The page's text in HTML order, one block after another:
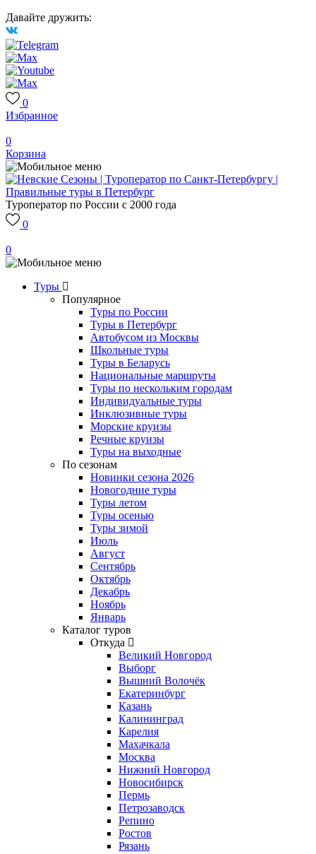
Давайте дружить:
0
Избранное
0
Корзина
Туроператор по России с 2000 года
0
0
Туры
Популярное
Туры по России
Туры в Петербург
Автобусом из Москвы
Школьные туры
Туры в Беларусь
Национальные маршруты
Туры по нескольким городам
Индивидуальные туры
Инклюзивные туры
Морские круизы
Речные круизы
Туры на выходные
По сезонам
Новинки сезона 2026
Новогодние туры
Туры летом
Туры осенью
Туры зимой
Июль
Август
Сентябрь
Октябрь
Декабрь
Ноябрь
Январь
Каталог туров
Откуда
Великий Новгород
Выборг
Вышний Волочёк
Екатеринбург
Казань
Калининград
Карелия
Махачкала
Москва
Нижний Новгород
Новосибирск
Пермь
Петрозаводск
Репино
Ростов
Рязань